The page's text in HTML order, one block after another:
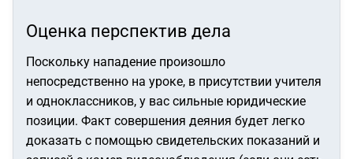
Оценка перспектив дела
Поскольку нападение произошло
непосредственно на уроке, в присутствии учителя
и одноклассников, у вас сильные юридические
позиции. Факт совершения деяния будет легко
доказать с помощью свидетельских показаний и